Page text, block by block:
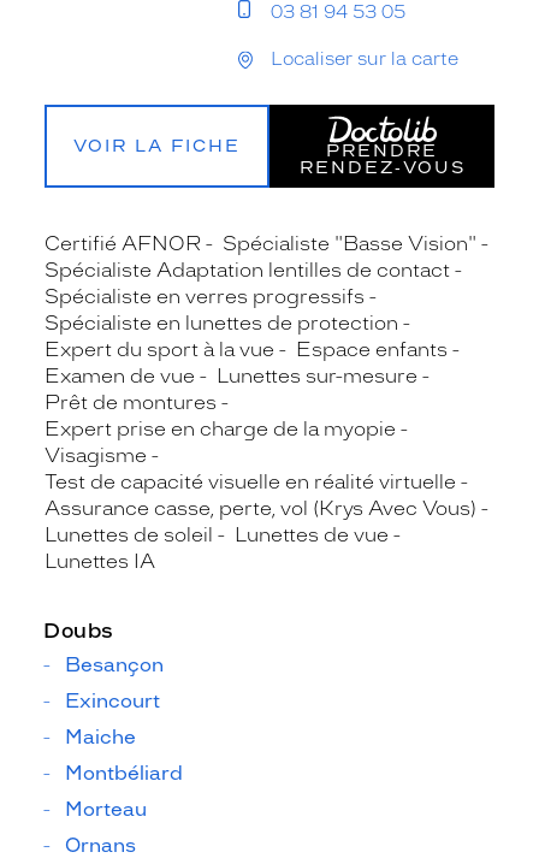
03 81 94 53 05
Localiser sur la carte
VOIR LA FICHE
PRENDRE
RENDEZ‑VOUS
Certifié AFNOR
Spécialiste "Basse Vision"
Spécialiste Adaptation lentilles de contact
Spécialiste en verres progressifs
Spécialiste en lunettes de protection
Expert du sport à la vue
Espace enfants
Examen de vue
Lunettes sur-mesure
Prêt de montures
Expert prise en charge de la myopie
Visagisme
Test de capacité visuelle en réalité virtuelle
Assurance casse, perte, vol (Krys Avec Vous)
Lunettes de soleil
Lunettes de vue
Lunettes IA
Doubs
Besançon
Exincourt
Maiche
Montbéliard
Morteau
Ornans